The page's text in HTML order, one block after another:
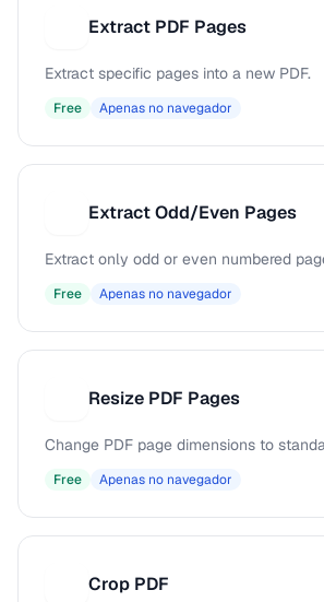
Extract PDF Pages
Extract specific pages into a new PDF.
Free Apenas no navegador
Extract Odd/Even Pages
Extract only odd or even numbered
Free Apenas no navegador
Resize PDF Pages
Change PDF page dimensions to
Free Apenas no navegador
Crop PDF